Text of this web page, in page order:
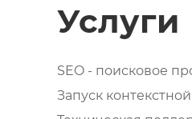
Услуги
SEO - поисковое
Запуск